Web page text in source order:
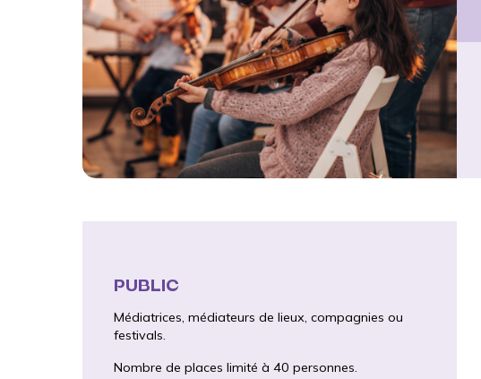
PUBLIC
Médiatrices, médiateurs de lieux, compagnies ou
festivals.
Nombre de places limité à 40 personnes.